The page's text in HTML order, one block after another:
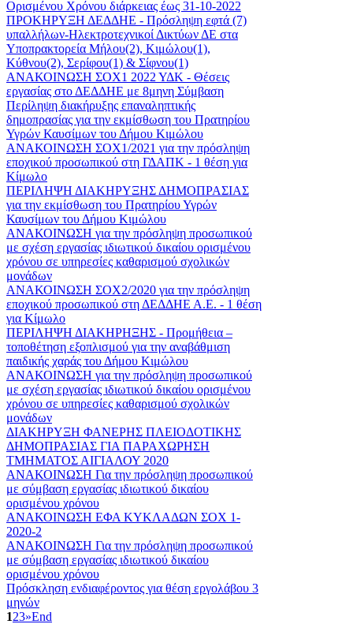
Ορισμένου Χρόνου διάρκειας έως 31-10-2022
ΠΡΟΚΗΡΥΞΗ ΔΕΔΔΗΕ - Πρόσληψη εφτά (7)
υπαλλήλων-Ηλεκτροτεχνικοί Δικτύων ΔΕ στα
Υποπρακτορεία Μήλου(2), Κιμώλου(1),
Κύθνου(2), Σερίφου(1) & Σίφνου(1)
ΑΝΑΚΟΙΝΩΣΗ ΣΟΧ1 2022 ΥΔΚ - Θέσεις
εργασίας στο ΔΕΔΔΗΕ με 8μηνη Σύμβαση
Περίληψη διακήρυξης επαναληπτικής
δημοπρασίας για την εκμίσθωση του Πρατηρίου
Υγρών Καυσίμων του Δήμου Κιμώλου
ΑΝΑΚΟΙΝΩΣΗ ΣΟΧ1/2021 για την πρόσληψη
εποχικού προσωπικού στη ΓΔΑΠΚ - 1 θέση για
Κίμωλο
ΠΕΡΙΛΗΨΗ ΔΙΑΚΗΡΥΞΗΣ ΔΗΜΟΠΡΑΣΙΑΣ
για την εκμίσθωση του Πρατηρίου Υγρών
Καυσίμων του Δήμου Κιμώλου
ΑΝΑΚΟΙΝΩΣΗ για την πρόσληψη προσωπικού
με σχέση εργασίας ιδιωτικού δικαίου ορισμένου
χρόνου σε υπηρεσίες καθαρισμού σχολικών
μονάδων
ΑΝΑΚΟΙΝΩΣΗ ΣΟΧ2/2020 για την πρόσληψη
εποχικού προσωπικού στη ΔΕΔΔΗΕ Α.Ε. - 1 θέση
για Κίμωλο
ΠΕΡΙΛΗΨΗ ΔΙΑΚΗΡΗΞΗΣ - Προμήθεια –
τοποθέτηση εξοπλισμού για την αναβάθμιση
παιδικής χαράς του Δήμου Κιμώλου
ΑΝΑΚΟΙΝΩΣΗ για την πρόσληψη προσωπικού
με σχέση εργασίας ιδιωτικού δικαίου ορισμένου
χρόνου σε υπηρεσίες καθαρισμού σχολικών
μονάδων
ΔΙΑΚΗΡΥΞΗ ΦΑΝΕΡΗΣ ΠΛΕΙΟΔΟΤΙΚΗΣ
ΔΗΜΟΠΡΑΣΙΑΣ ΓΙΑ ΠΑΡΑΧΩΡΗΣΗ
ΤΜΗΜΑΤΟΣ ΑΙΓΙΑΛΟΥ 2020
ΑΝΑΚΟΙΝΩΣΗ Για την πρόσληψη προσωπικού
με σύμβαση εργασίας ιδιωτικού δικαίου
ορισμένου χρόνου
ΑΝΑΚΟΙΝΩΣΗ ΕΦΑ ΚΥΚΛΑΔΩΝ ΣΟΧ 1-
2020-2
ΑΝΑΚΟΙΝΩΣΗ Για την πρόσληψη προσωπικού
με σύμβαση εργασίας ιδιωτικού δικαίου
ορισμένου χρόνου
Πρόσκληση ενδιαφέροντος για θέση εργολάβου 3
μηνών
123»End